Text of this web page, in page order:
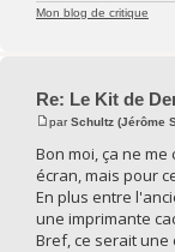
Mon blog de critique
Re: Le Kit de
parSchultz (Jérôme
Bon moi, ça ne
écran, mais pour
En plus entre
une imprimante
Bref, ce serait